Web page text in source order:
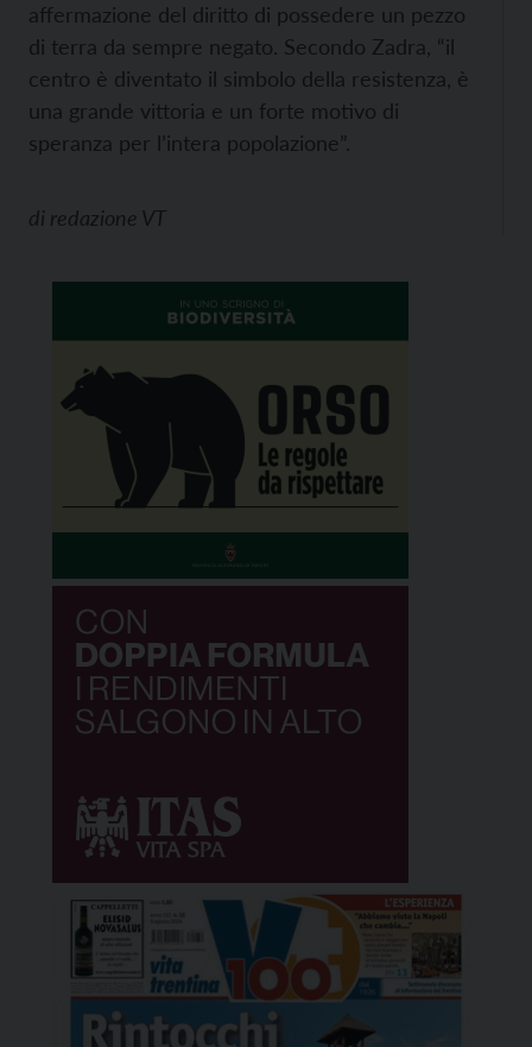
affermazione del diritto di possedere un pezzo
di terra da sempre negato. Secondo Zadra, “il
centro è diventato il simbolo della resistenza, è
una grande vittoria e un forte motivo di
speranza per l’intera popolazione”.
di redazione VT